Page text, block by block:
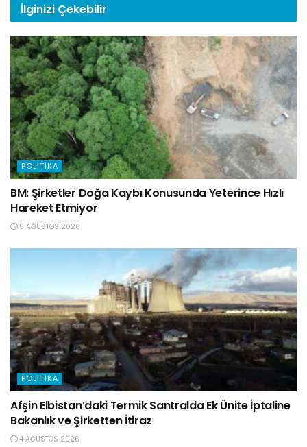
İlginizi Çekebilir
POLITIKA
BM: Şirketler Doğa Kaybı Konusunda Yeterince Hızlı
Hareket Etmiyor
5 AĞUSTOS 2026
POLITIKA
Afşin Elbistan’daki Termik Santralda Ek Ünite İptaline
Bakanlık ve Şirketten İtiraz
4 AĞUSTOS 2026